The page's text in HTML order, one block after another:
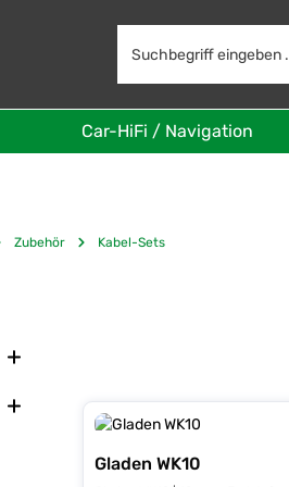
Car-HiFi / Navigation
Zubehör Kabel-Sets
Gladen WK10